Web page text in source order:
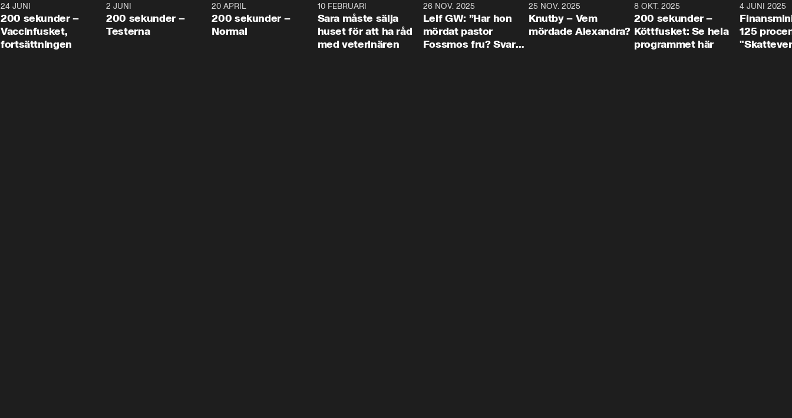
5:00
24 JUNI
200 sekunder –
Vaccinfusket,
fortsättningen
4:23
2 JUNI
200 sekunder –
Testerna
20 APRIL
200 sekunder –
Normal
10 FEBRUARI
Sara måste sälja
huset för att ha råd
med veterinären
26 NOV. 2025
Leif GW: ”Har hon
mördat pastor
Fossmos fru? Svar
31:05
25 NOV. 2025
Knutby – Vem
mördade Alexandra?
4:29
8 OKT. 2025
200 sekunder –
Köttfusket: Se hela
programmet här
4 JUNI 2025
125